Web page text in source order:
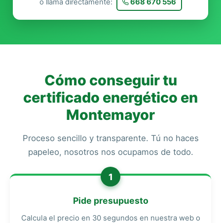
Cómo conseguir tu
certificado energético en
Montemayor
Proceso sencillo y transparente. Tú no haces
papeleo, nosotros nos ocupamos de todo.
1
Pide presupuesto
Calcula el precio en 30 segundos en nuestra web o